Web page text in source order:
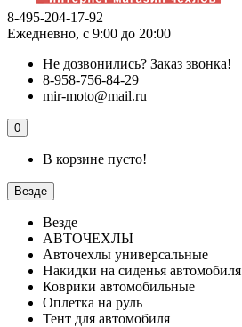
8-495-204-17-92
Ежедневно, с 9:00 до 20:00
Не дозвонились? Заказ звонка!
8-958-756-84-29
mir-moto@mail.ru
0
В корзине пусто!
Везде
Везде
АВТОЧЕХЛЫ
Авточехлы универсальные
Накидки на сиденья автомобиля
Коврики автомобильные
Оплетка на руль
Тент для автомобиля